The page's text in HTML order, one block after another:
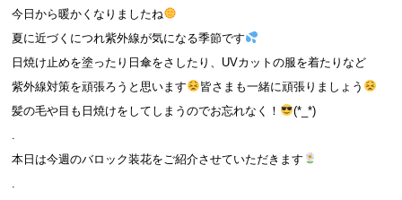
今日から暖かくなりましたね
夏に近づくにつれ紫外線が気になる季節です
日焼け止めを塗ったり日傘をさしたり、UVカットの服を着たりなど
紫外線対策を頑張ろうと思います
皆さまも一緒に頑張りましょう
髪の毛や目も日焼けをしてしまうのでお忘れなく！
(*_*)
.
本日は今週のバロック装花をご紹介させていただきます
.